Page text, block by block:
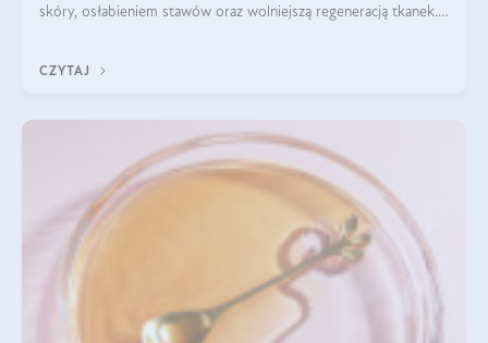
skóry, osłabieniem stawów oraz wolniejszą regeneracją tkanek.
osłabienie włosów.
CZYTAJ